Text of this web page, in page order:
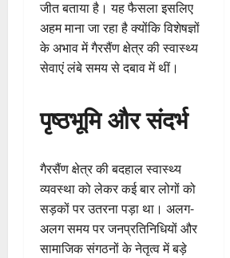
जीत बताया है। यह फैसला इसलिए
अहम माना जा रहा है क्योंकि विशेषज्ञों
के अभाव में गैरसैंण क्षेत्र की स्वास्थ्य
सेवाएं लंबे समय से दबाव में थीं।
पृष्ठभूमि और संदर्भ
गैरसैंण क्षेत्र की बदहाल स्वास्थ्य
व्यवस्था को लेकर कई बार लोगों को
सड़कों पर उतरना पड़ा था। अलग-
अलग समय पर जनप्रतिनिधियों और
सामाजिक संगठनों के नेतृत्व में बड़े